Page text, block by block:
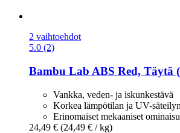
2 vaihtoehdot
5.0 (2)
Bambu Lab ABS Red, Täytä
Vankka, veden- ja iskunkestävä
Korkea lämpötilan ja UV-
Erinomaiset mekaaniset
24,49 € (24,49 € / kg)